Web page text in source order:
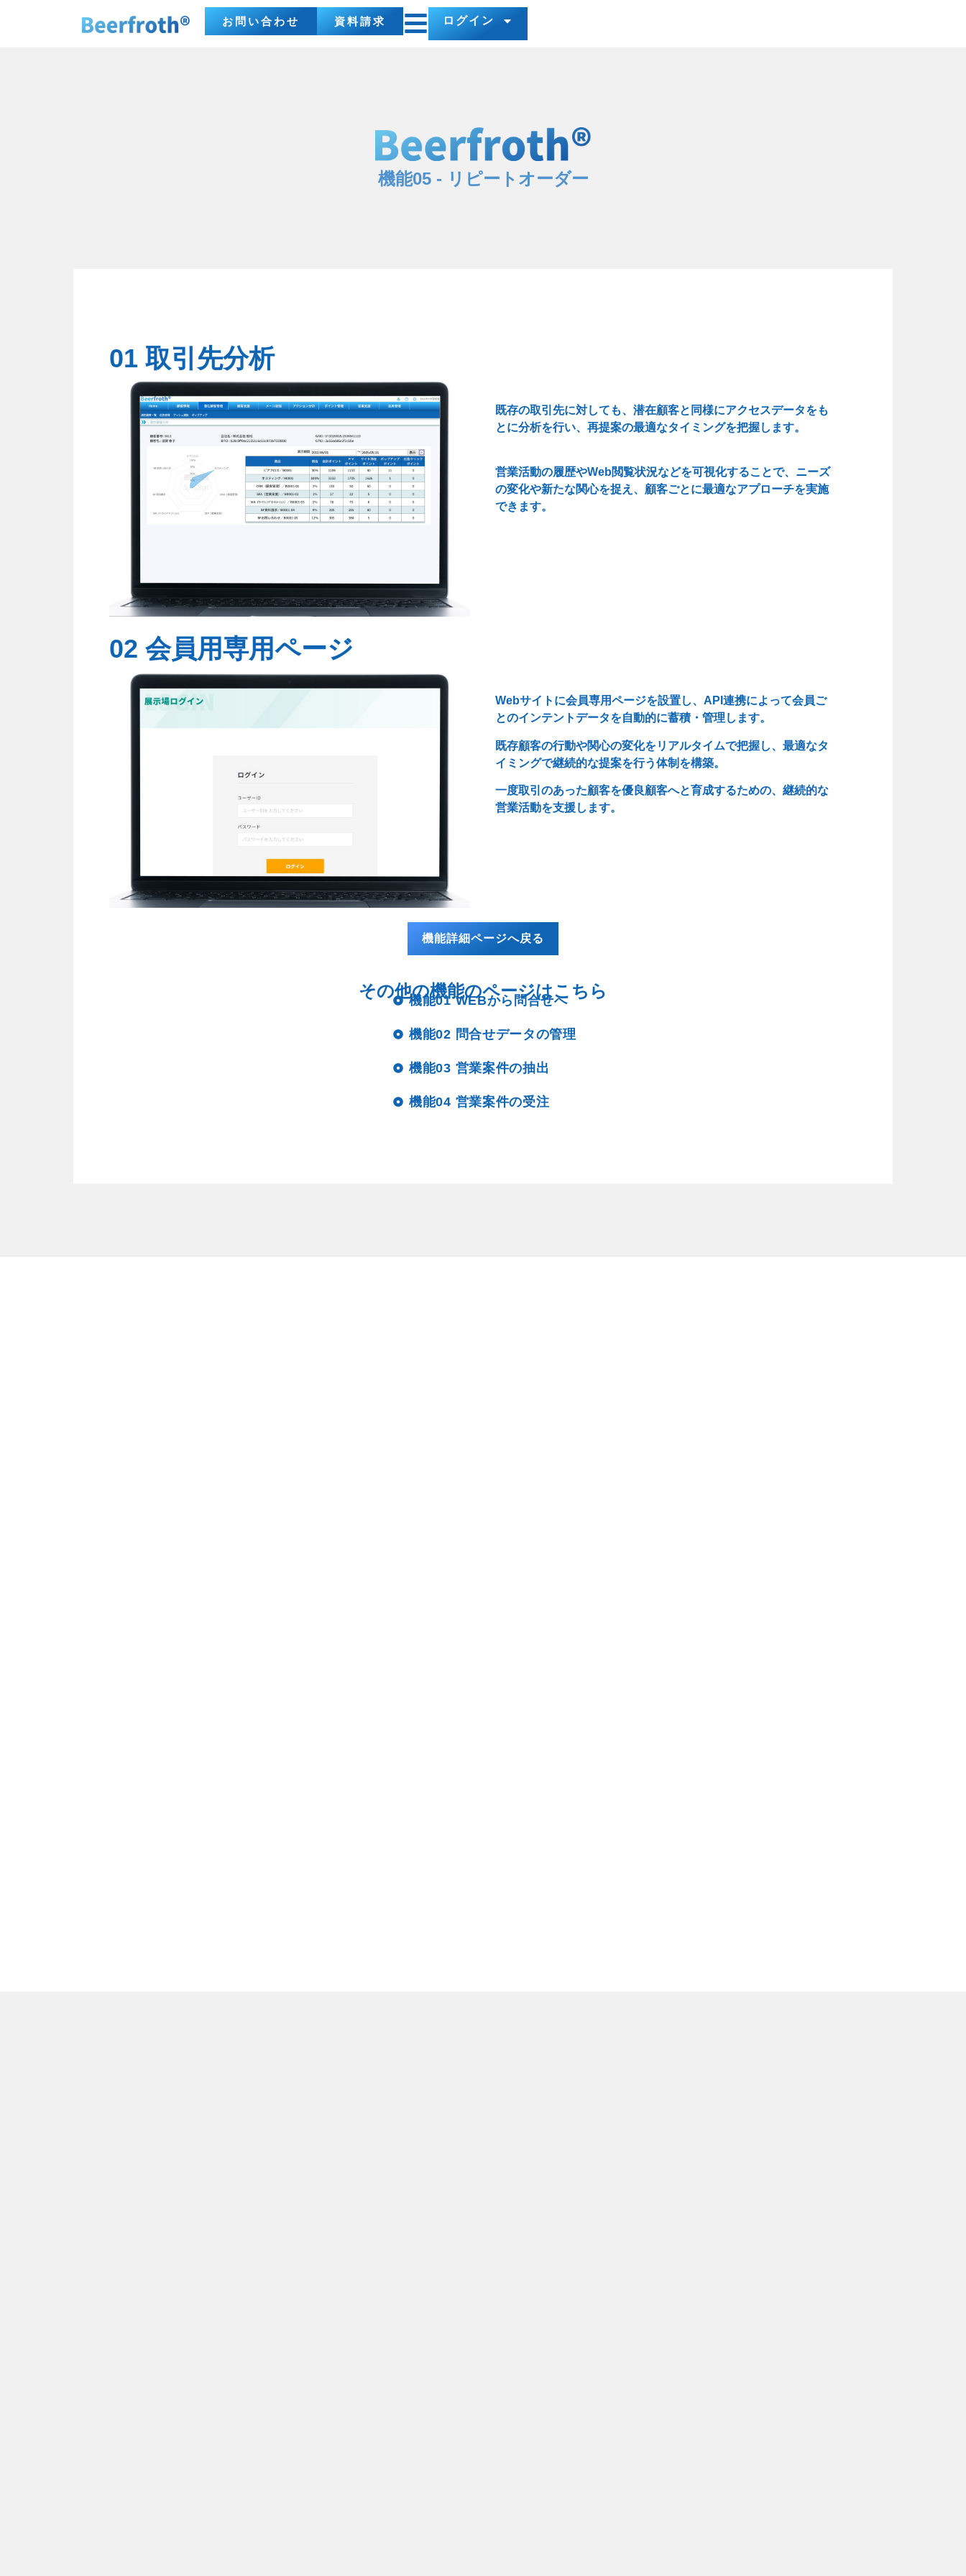
お問い合わせ 資料請求 ログイン
機能05 - リピートオーダー
01 取引先分析
既存の取引先に対しても、潜在顧客と同様にアクセスデータをも
とに分析を行い、再提案の最適なタイミングを把握します。
営業活動の履歴やWeb閲覧状況などを可視化することで、ニーズ
の変化や新たな関心を捉え、顧客ごとに最適なアプローチを実施
できます。
02 会員用専用ページ
Webサイトに会員専用ページを設置し、API連携によって会員ご
とのインテントデータを自動的に蓄積・管理します。
既存顧客の行動や関心の変化をリアルタイムで把握し、最適なタ
イミングで継続的な提案を行う体制を構築。
一度取引のあった顧客を優良顧客へと育成するための、継続的な
営業活動を支援します。
機能詳細ページへ戻る
その他の機能のページはこちら
機能01 WEBから問合せへ
機能02 問合せデータの管理
機能03 営業案件の抽出
機能04 営業案件の受注